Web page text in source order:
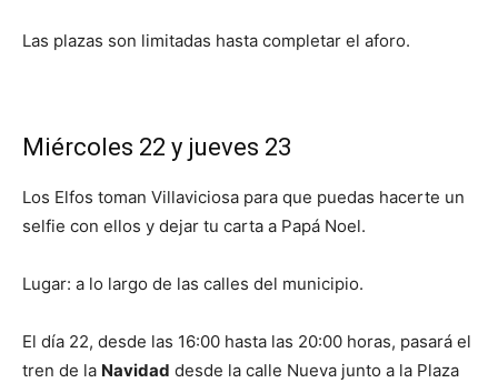
Las plazas son limitadas hasta completar el aforo.
Miércoles 22 y jueves 23
Los Elfos toman Villaviciosa para que puedas hacerte un
selfie con ellos y dejar tu carta a Papá Noel.
Lugar: a lo largo de las calles del municipio.
El día 22, desde las 16:00 hasta las 20:00 horas, pasará el
tren de la Navidad desde la calle Nueva junto a la Plaza